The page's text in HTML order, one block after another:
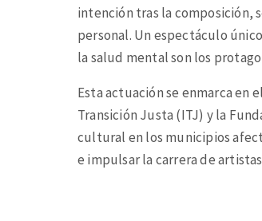
intención tras la composición,
personal. Un espectáculo
la salud mental son los
Esta actuación se enmarca en
Transición Justa (ITJ) y la
cultural en los municipios
e impulsar la carrera de